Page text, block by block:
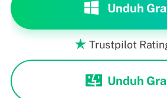
Unduh
 Trustpilot
Unduh